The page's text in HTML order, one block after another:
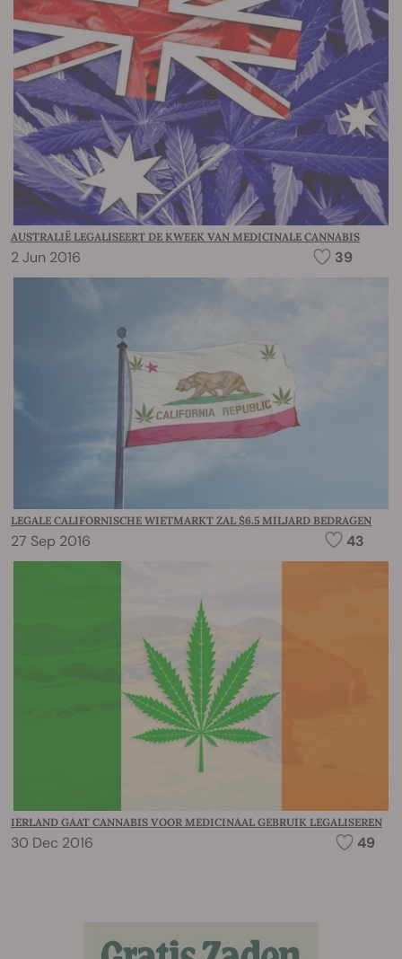
AUSTRALIË LEGALISEERT DE KWEEK VAN MEDICINALE CANNABIS
2 Jun 2016 39
LEGALE CALIFORNISCHE WIETMARKT ZAL $6.5 MILJARD BEDRAGEN
27 Sep 2016 43
IERLAND GAAT CANNABIS VOOR MEDICINAAL GEBRUIK LEGALISEREN
30 Dec 2016 49